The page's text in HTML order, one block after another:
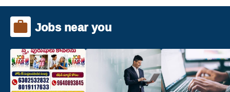
Jobs near you